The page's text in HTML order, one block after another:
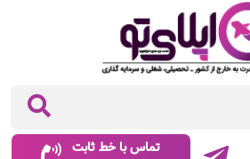
تماس با خط ثابت